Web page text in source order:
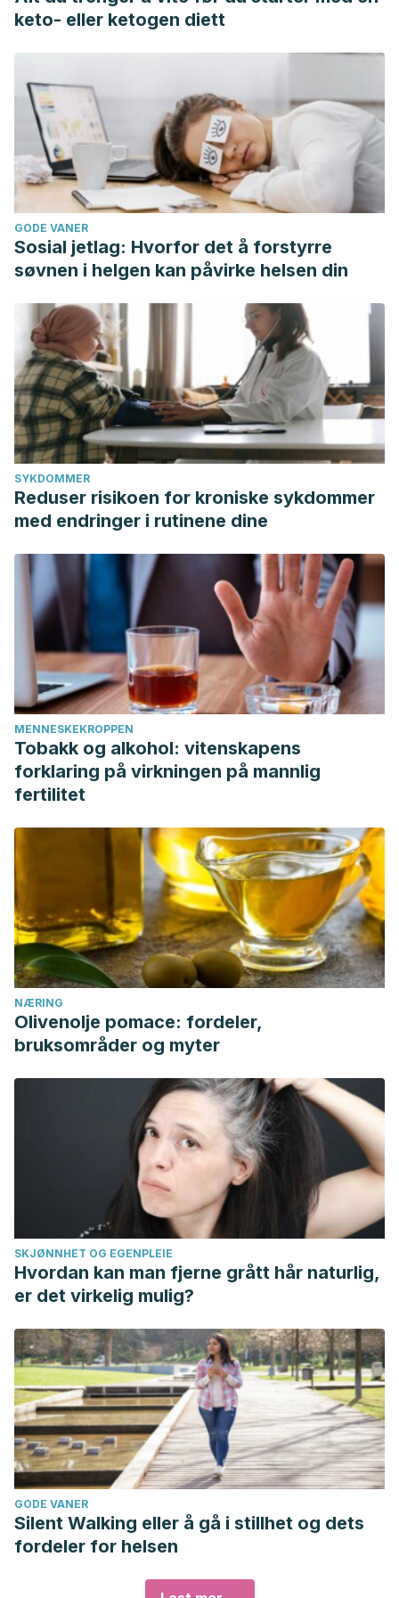
keto- eller ketogen diett
GODE VANER
Sosial jetlag: Hvorfor det å forstyrre
søvnen i helgen kan påvirke helsen din
SYKDOMMER
Reduser risikoen for kroniske sykdommer
med endringer i rutinene dine
MENNESKEKROPPEN
Tobakk og alkohol: vitenskapens
forklaring på virkningen på mannlig
fertilitet
NÆRING
Olivenolje pomace: fordeler,
bruksområder og myter
SKJØNNHET OG EGENPLEIE
Hvordan kan man fjerne grått hår naturlig,
er det virkelig mulig?
GODE VANER
Silent Walking eller å gå i stillhet og dets
fordeler for helsen